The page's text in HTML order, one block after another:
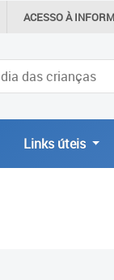
ACESSO À
Links úteis